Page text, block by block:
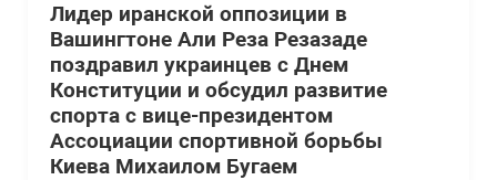
Лидер иранской оппозиции в
Вашингтоне Али Реза Резазаде
поздравил украинцев с Днем
Конституции и обсудил развитие
спорта с вице-президентом
Ассоциации спортивной борьбы
Киева Михаилом Бугаем